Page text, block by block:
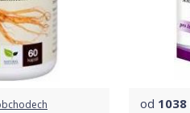
od 1038